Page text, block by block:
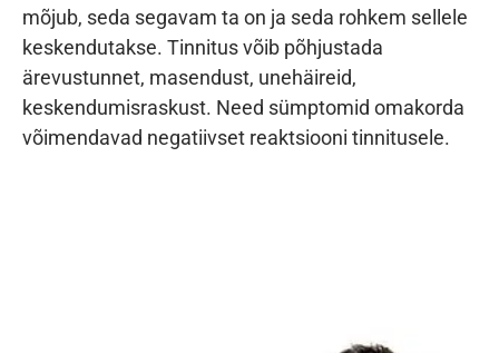
mõjub, seda segavam ta on ja seda rohkem sellele
keskendutakse. Tinnitus võib põhjustada
ärevustunnet, masendust, unehäireid,
keskendumisraskust. Need sümptomid omakorda
võimendavad negatiivset reaktsiooni tinnitusele.